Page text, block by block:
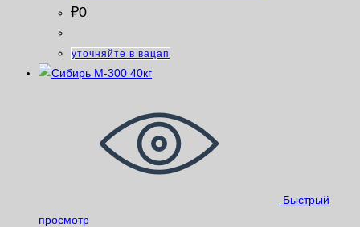
₽0
уточняйте в вацап
Быстрый
просмотр